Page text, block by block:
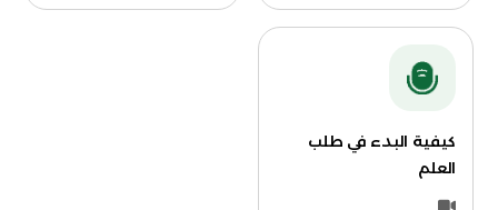
كيفية البدء في طلب
العلم